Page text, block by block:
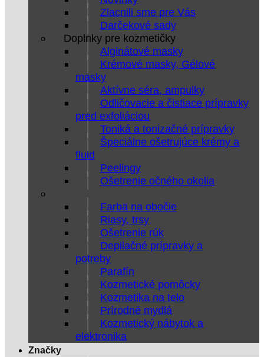
Zlacnili sme pre Vás
Darčekové sady
Doplnky pre kozmetičky
Alginátové masky
Krémové masky, Gélové
masky
Aktívne séra, ampulky
Odličovacie a čistiace prípravky
pred exfoliáciou
Toniká a tonizačné prípravky
Špeciálne ošetrujúce krémy a
fluid
Peelingy
Ošetrenie očného okolia
Farba na obočie
Riasy, trsy
Ošetrenie rúk
Depilačné prípravky a
potreby
Parafín
Kozmetické pomôcky
Kozmetika na telo
Prírodné mydlá
Kozmetický nábytok a
elektronika
Značky